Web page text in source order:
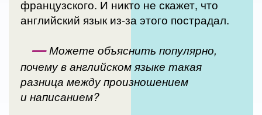
французского. И никто не скажет, что
английский язык из-за этого пострадал.
—Можете объяснить популярно,
почему в английском языке такая
разница между произношением
и написанием?